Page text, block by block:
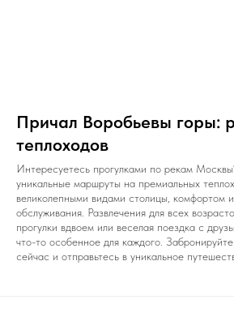
Причал Воробьевы горы:
теплоходов
Интересуетесь прогулками по рекам
уникальные маршруты на премиальных
великолепными видами столицы, комфортом
обслуживания. Развлечения для всех
прогулки вдвоем или веселая поездка с
что-то особенное для каждого.
сейчас и отправьтесь в уникальное